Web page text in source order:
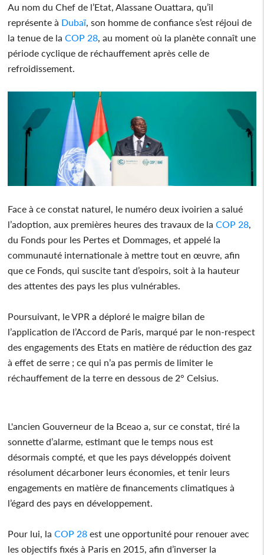
Au nom du Chef de l’Etat, Alassane Ouattara, qu’il
représente à Dubaï , son homme de confiance s’est réjoui de
la tenue de laCOP 28 , au moment où la planète connaît une
période cyclique de réchauffement après celle de
refroidissement.
Face à ce constat naturel, le numéro deux ivoirien a salué
l’adoption, aux premières heures des travaux de laCOP 28
du Fonds pour les Pertes et Dommages, et appelé la
communauté internationale à mettre tout en œuvre, afin
que ce Fonds, qui suscite tant d’espoirs, soit à la hauteur
des attentes des pays les plus vulnérables.
Poursuivant, le VPR a déploré le maigre bilan de
l’application de l’Accord de Paris, marqué par le non-respect
des engagements des Etats en matière de réduction des gaz
à effet de serre ; ce qui n’a pas permis de limiter le
réchauffement de la terre en dessous de 2° Celsius.
L'ancien Gouverneur de la Bceao a, sur ce constat, tiré la
sonnette d’alarme, estimant que le temps nous est
désormais compté, et que les pays développés doivent
résolument décarboner leurs économies, et tenir leurs
engagements en matière de financements climatiques à
l’égard des pays en développement.
Pour lui, laCOP 28 est une opportunité pour renouer avec
les objectifs fixés à Paris en 2015, afin d’inverser la